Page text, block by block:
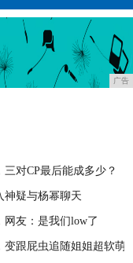
广告
对CP最后能成多少？
2020-07-31
神疑与杨幂聊天
2020-04-15
友：是我们low了
2020-04-15
跟屁虫追随姐姐超软萌